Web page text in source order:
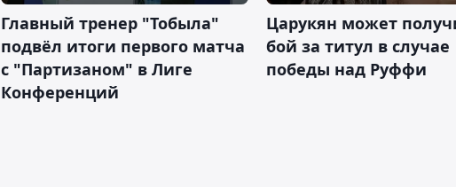
Главный тренер "Тобыла"
подвёл итоги первого матча
с "Партизаном" в Лиге
Конференций
Царукян может
бой за титул в случае
победы над Руффи